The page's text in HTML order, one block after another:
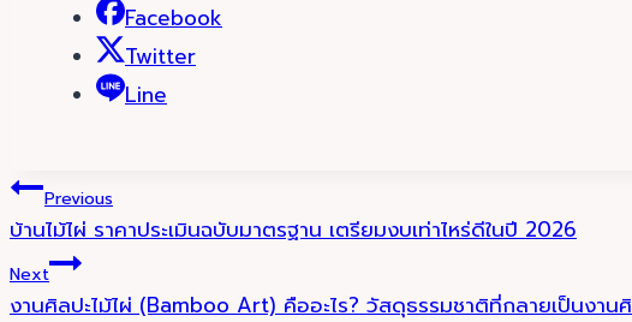
Facebook
Twitter
Line
Post
navigation
Previous
บ้านไม้ไผ่ ราคาประเมินฉบับมาตรฐาน เตรียมงบเท่าไหร่ดีในปี 2026
Next
งานศิลปะไม้ไผ่ (Bamboo Art) คืออะไร? วัสดุธรรมชาติที่กลายเป็นงาน